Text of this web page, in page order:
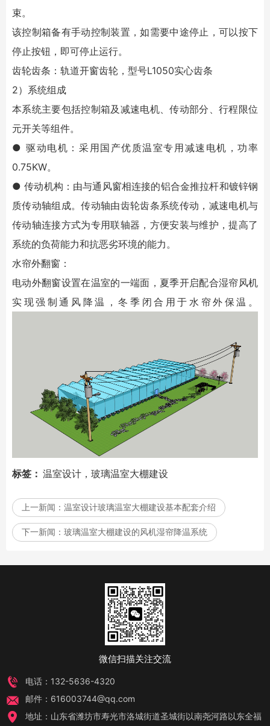
束。
该控制箱备有手动控制装置，如需要中途停止，可以按下
停止按钮，即可停止运行。
齿轮齿条：轨道开窗齿轮，型号L1050实心齿条
2）系统组成
本系统主要包括控制箱及减速电机、传动部分、行程限位
元开关等组件。
● 驱动电机：采用国产优质温室专用减速电机，功率
0.75KW。
● 传动机构：由与通风窗相连接的铝合金推拉杆和镀锌钢
质传动轴组成。传动轴由齿轮齿条系统传动，减速电机与
传动轴连接方式为专用联轴器，方便安装与维护，提高了
系统的负荷能力和抗恶劣环境的能力。
水帘外翻窗：
电动外翻窗设置在温室的一端面，夏季开启配合湿帘风机
实现强制通风降温，冬季闭合用于水帘外保温。
标签： 温室设计，玻璃温室大棚建设
上一新闻： 温室设计玻璃温室大棚建设基本配套介绍
下一新闻： 玻璃温室大棚建设的风机湿帘降温系统
微信扫描关注交流
电话：132-5636-4320
邮件：616003744@qq.com
地址：山东省潍坊市寿光市洛城街道圣城街以南尧河路以东全福